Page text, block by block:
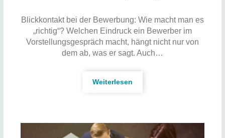
Blickkontakt bei der Bewerbung: Wie macht man es
„richtig“? Welchen Eindruck ein Bewerber im
Vorstellungsgespräch macht, hängt nicht nur von
dem ab, was er sagt. Auch…
Weiterlesen